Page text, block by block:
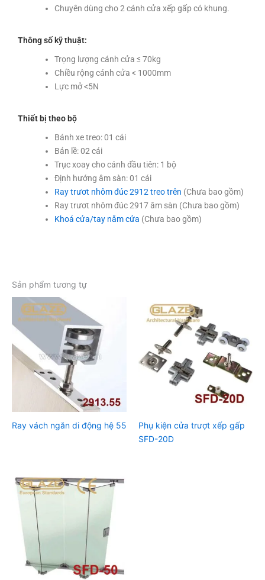
Chuyên dùng cho 2 cánh cửa xếp gấp có khung.
Thông số kỹ thuật:
Trọng lượng cánh cửa ≤ 70kg
Chiều rộng cánh cửa < 1000mm
Lực mở <5N
Thiết bị theo bộ
Bánh xe treo: 01 cái
Bản lề: 02 cái
Trục xoay cho cánh đầu tiên: 1 bộ
Định hướng âm sàn: 01 cái
Ray trươt nhôm đúc 2912 treo trên (Chưa bao gồm)
Ray trươt nhôm đúc 2917 âm sàn (Chưa bao gồm)
Khoá cửa/tay nắm cửa (Chưa bao gồm)
Sản phẩm tương tự
Ray vách ngăn di động hệ 55
Phụ kiện cửa trượt xếp gấp
SFD-20D